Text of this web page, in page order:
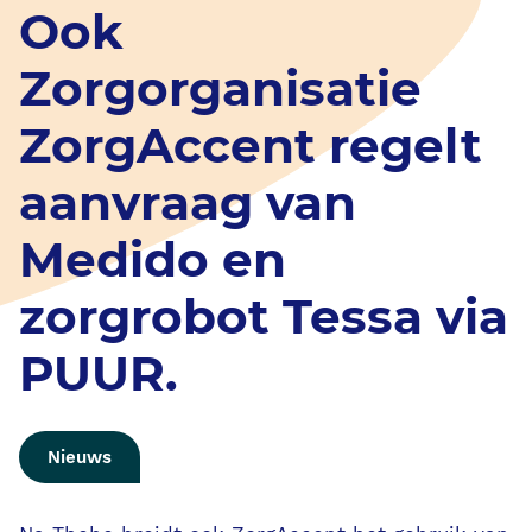
ECD Selectieproces
Implementatie van PUUR.
Features
AI in PUUR.
VVT
Ook
Zorgorganisatie
ZorgAccent regelt
aanvraag van
Medido en
zorgrobot Tessa via
PUUR.
Nieuws